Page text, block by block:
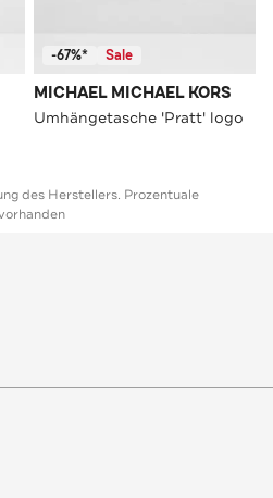
-67%* Sale
MICHAEL MICHAEL KORS
Umhängetasche 'Pratt' logo
des Herstellers. Prozentuale